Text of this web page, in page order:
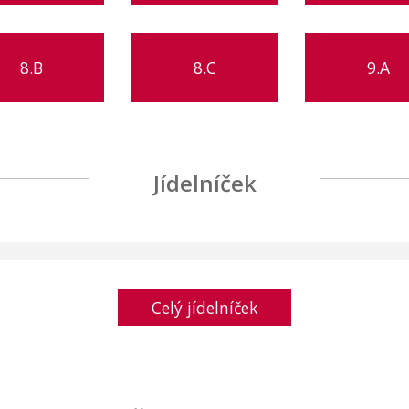
8.B 8.C 9.A
Jídelníček
Celý jídelníček